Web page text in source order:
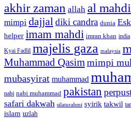
akhir zaman allah al mahdi
mimpi dajjal diki candra dunia
helper imam mahdi imran khan india
Kyai Fadlil majelis gaza malaysia
Muhammad Qasim mimpi
mubasyirat muhammad
nabi nabi muhammad pakistan
safari dakwah silaturahmi syirik takwil
islam uzlah